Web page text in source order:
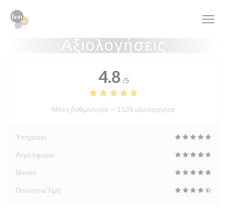
Αξιολογήσεις
4.8 /5
Μέση βαθμολογία — 1138 αξιολογήσεις
Υπηρεσία
Ατμόσφαιρα
Μενού
Ποιότητα/Τιμή